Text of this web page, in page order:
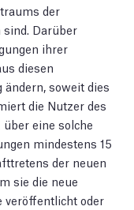
der
Darüber
ihrer
diesen
soweit dies
die Nutzer des
eine solche
mindestens 15
der neuen
sie die neue
veröffentlicht oder